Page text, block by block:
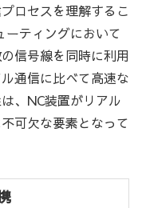
ロセスを理解するこ
ーティングにおいて
信号線を同時に利用
通信に比べて高速な
、NC装置がリアル
可欠な要素となって